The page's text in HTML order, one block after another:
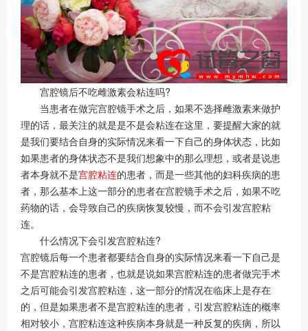
宫腔镜后不吃雌激素会粘连吗?
当患者在做完宫腔镜手术之后，如果不选择雌激素来做护
理的话，最关注的就是是不是会粘连在这里，要提醒大家的就
是我们要结合自身的实际情况来看一下自己的身体状态，比如
如果患者的身体状态不是我们想象中的那么理想，或者是说患
者本身就不是宫腔粘连的患者，而是一些其他的妇科疾病的患
者，那么基本上这一部分的患者在宫腔镜手术之后，如果不吃
药物的话，会导致自己的疾病恢复较慢，而不会引发宫腔粘
连。
什么情况下会引发宫腔粘连?
宫腔镜后每一个患者都要结合自身的实际情况来看一下自己是
不是宫腔粘连的患者，也就是说如果宫腔粘连的患者做完手术
之后可能会引发宫腔粘连，这一部分的情况在临床上是存在
的，但是如果患者不是宫腔粘连的患者，引发宫腔粘连的概率
相对较小，宫腔粘连这种疾病本身就是一种反复的疾病，所以